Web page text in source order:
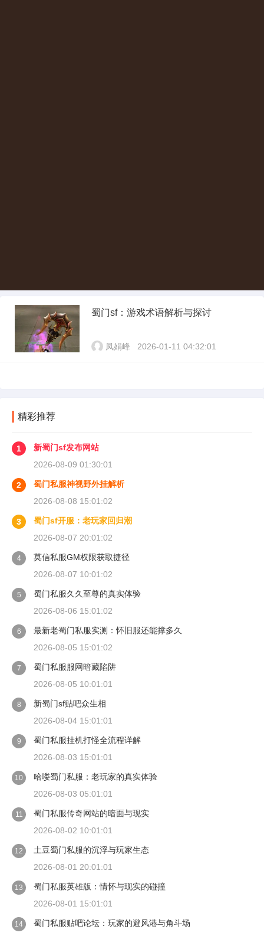
蜀门sf：游戏术语解析与探讨
凤娟峰 2026-01-11 04:32:01
精彩推荐
1
新蜀门sf发布网站
2026-08-09 01:30:01
2
蜀门私服神视野外挂解析
2026-08-08 15:01:02
3
蜀门sf开服：老玩家回归潮
2026-08-07 20:01:02
4
莫信私服GM权限获取捷径
2026-08-07 10:01:02
5
蜀门私服久久至尊的真实体验
2026-08-06 15:01:02
6
最新老蜀门私服实测：怀旧服还能撑多久
2026-08-05 15:01:02
7
蜀门私服服网暗藏陷阱
2026-08-05 10:01:01
8
新蜀门sf贴吧众生相
2026-08-04 15:01:01
9
蜀门私服挂机打怪全流程详解
2026-08-03 15:01:01
10
哈喽蜀门私服：老玩家的真实体验
2026-08-03 05:01:01
11
蜀门私服传奇网站的暗面与现实
2026-08-02 10:01:01
12
土豆蜀门私服的沉浮与玩家生态
2026-08-01 20:01:01
13
蜀门私服英雄版：情怀与现实的碰撞
2026-08-01 15:01:01
14
蜀门私服贴吧论坛：玩家的避风港与角斗场